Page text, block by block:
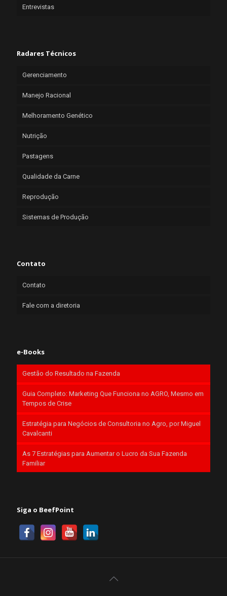
Entrevistas
Radares Técnicos
Gerenciamento
Manejo Racional
Melhoramento Genético
Nutrição
Pastagens
Qualidade da Carne
Reprodução
Sistemas de Produção
Contato
Contato
Fale com a diretoria
e-Books
Gestão do Resultado na Fazenda
Guia Completo: Marketing Que Funciona no AGRO, Mesmo em
Tempos de Crise
Estratégia para Negócios de Consultoria no Agro, por Miguel
Cavalcanti
As 7 Estratégias para Aumentar o Lucro da Sua Fazenda
Familiar
Siga o BeefPoint